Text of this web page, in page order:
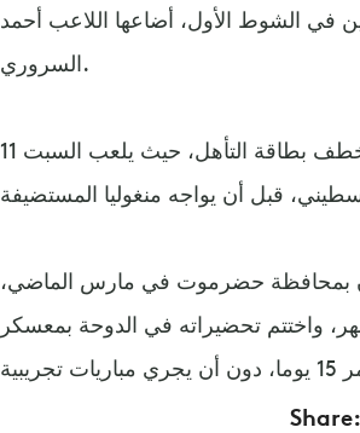
في الشوط الأول، أضاعها اللاعب أحمد
السروري.
وخرج المنتخب بنقطة وحيدة، قد تصعب مهمته في خطف بطاقة التأهل، حيث يلعب السبت 11
بمحافظة حضرموت في مارس الماضي،
واختتم تحضيراته في الدوحة بمعسكر
Share: